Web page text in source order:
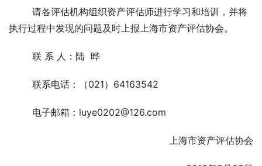
请各评估机构组织资产评估师进行学习和培训，并将
执行过程中发现的问题及时上报上海市资产评估协会。
联 系 人：陆  晔
联系电话：（021）64163542
电子邮箱：luye0202@126.com
上海市资产评估协会